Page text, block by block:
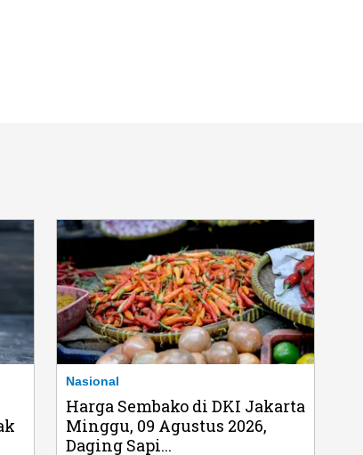
Nasional
Harga Sembako di DKI Jakarta
Minggu, 09 Agustus 2026,
Daging Sapi...